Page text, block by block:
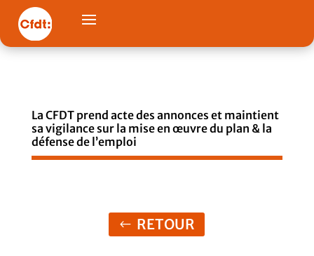
La CFDT prend acte des annonces et maintient
sa vigilance sur la mise en œuvre du plan & la
défense de l’emploi
RETOUR